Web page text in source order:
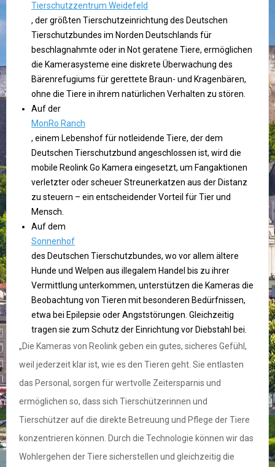
Tierschutzzentrum Weidefeld
, der größten Tierschutzeinrichtung des Deutschen
Tierschutzbundes im Norden Deutschlands für
beschlagnahmte oder in Not geratene Tiere, ermöglichen
die Kamerasysteme eine diskrete Überwachung des
Bärenrefugiums für gerettete Braun- und Kragenbären,
ohne die Tiere in ihrem natürlichen Verhalten zu stören.
Auf der
MonRo Ranch
, einem Lebenshof für notleidende Tiere, der dem
Deutschen Tierschutzbund angeschlossen ist, wird die
mobile Reolink Go Kamera eingesetzt, um Fangaktionen
verletzter oder scheuer Streunerkatzen aus der Distanz
zu steuern – ein entscheidender Vorteil für Tier und
Mensch.
Auf dem
Sonnenhof
des Deutschen Tierschutzbundes, wo vor allem ältere
Hunde und Welpen aus illegalem Handel bis zu ihrer
Vermittlung unterkommen, unterstützen die Kameras die
Beobachtung von Tieren mit besonderen Bedürfnissen,
etwa bei Epilepsie oder Angststörungen. Gleichzeitig
tragen sie zum Schutz der Einrichtung vor Diebstahl bei.
„Die Kameras von Reolink geben ein gutes, sicheres Gefühl,
weil jederzeit klar ist, wie es den Tieren geht. Sie entlasten
das Personal, sorgen für wertvolle Zeitersparnis und
ermöglichen so, dass sich Tierschützerinnen und
Tierschützer auf die direkte Betreuung und Pflege der Tiere
konzentrieren können. Durch die Technologie können wir das
Wohlergehen der Tiere sicherstellen und gleichzeitig die